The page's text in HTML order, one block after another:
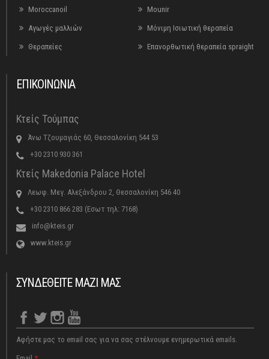
Moroccanoil Mounir
Αγωγές μαλλιών Μόνιμη Ισιωτική θεραπεία
Θεραπείες Επανορθωτική θεραπεία spraight
ΕΠΙΚΟΙΝΩΝΙΑ
Κτείς Τούμπας
Άνω Τζουμαγιάς 60, Θεσσαλονίκη 544 53
+30 2310 930 361
Κτείς Makedonia Palace Hotel
Λεωφ. Μεγ. Αλεξάνδρου 2, Θεσσαλονίκη 546 40
+30 2310 866 283 (Εσωτ τηλ: 7168)
info@kteis.gr
www.kteis.gr
ΣΥΝΔΕΘΕΙΤΕ ΜΑΖΙ ΜΑΣ
Αφήστε μας το email σας για να σας στέλνουμε ενημερωτικά emails.